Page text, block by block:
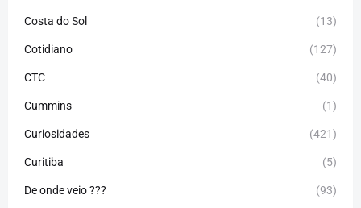
Costa do Sol (13)
Cotidiano (127)
CTC (40)
Cummins (1)
Curiosidades (421)
Curitiba (5)
De onde veio ??? (93)